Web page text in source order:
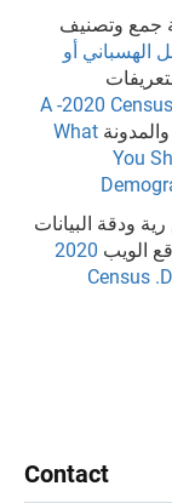
جمع وتصنيف
الهسباني أو
A -2020 Census
والمدونة What
You
ودقة البيانات
2020
Census
Contact